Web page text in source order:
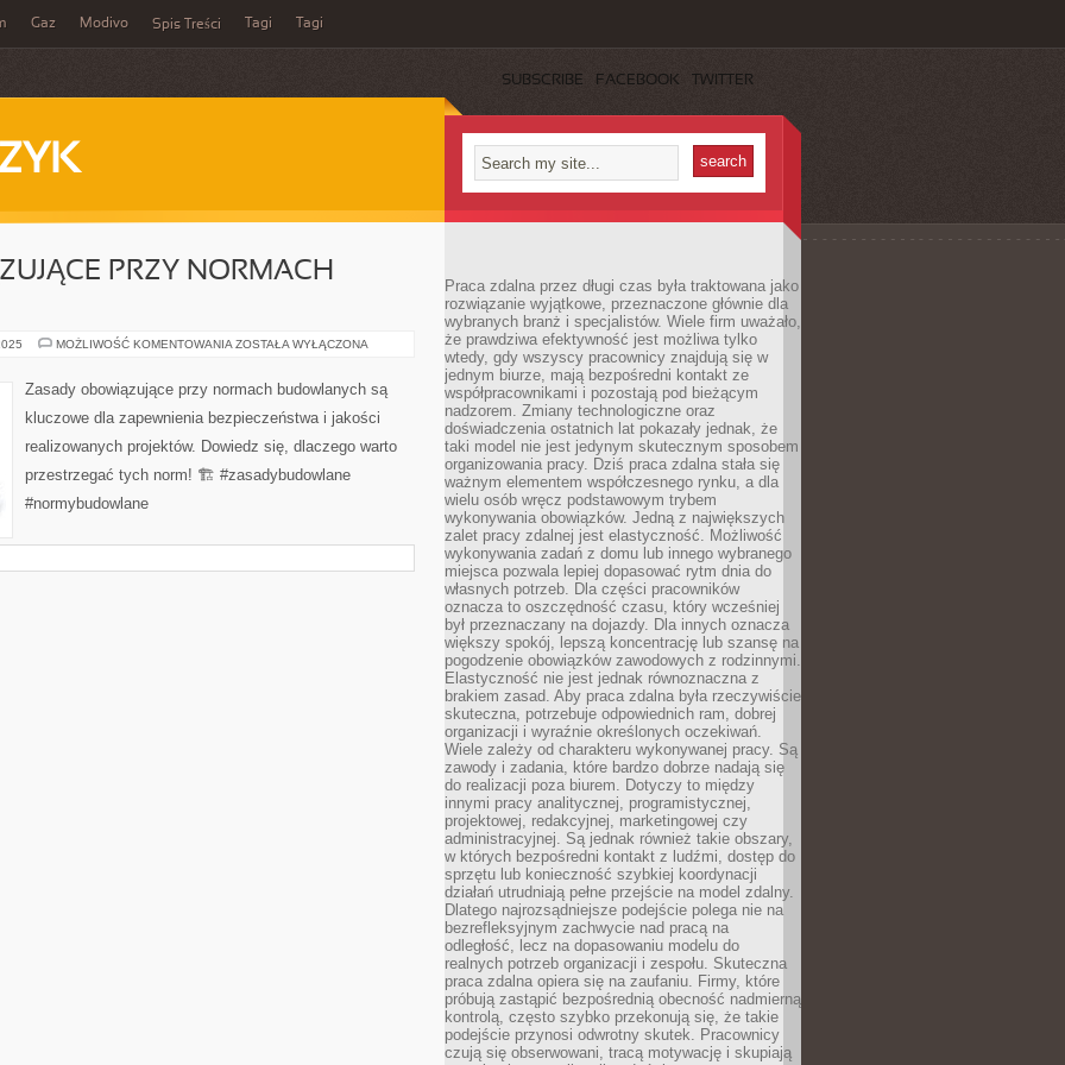
Gaz Modivo Spis Treści Tagi Tagi
SUBSCRIBE FACEBOOK TWITTER
PRZY NORMACH
MOŻLIWOŚĆ KOMENTOWANIA ZASADY
NORMACH
BUDOWLANYCH
ZOSTAŁA WYŁĄCZONA
Zasady obowiązujące przy normach budowlanych są
kluczowe dla zapewnienia bezpieczeństwa i jakości
realizowanych projektów. Dowiedz się, dlaczego warto
przestrzegać tych norm! 🏗️ #zasadybudowlane
#normybudowlane
Praca zdalna przez długi czas była traktowana jako
rozwiązanie wyjątkowe, przeznaczone głównie dla
wybranych branż i specjalistów. Wiele firm uważało,
że prawdziwa efektywność jest możliwa tylko
wtedy, gdy wszyscy pracownicy znajdują się w
jednym biurze, mają bezpośredni kontakt ze
współpracownikami i pozostają pod bieżącym
nadzorem. Zmiany technologiczne oraz
doświadczenia ostatnich lat pokazały jednak, że
taki model nie jest jedynym skutecznym sposobem
organizowania pracy. Dziś praca zdalna stała się
ważnym elementem współczesnego rynku, a dla
wielu osób wręcz podstawowym trybem
wykonywania obowiązków. Jedną z największych
zalet pracy zdalnej jest elastyczność. Możliwość
wykonywania zadań z domu lub innego wybranego
miejsca pozwala lepiej dopasować rytm dnia do
własnych potrzeb. Dla części pracowników
oznacza to oszczędność czasu, który wcześniej
był przeznaczany na dojazdy. Dla innych oznacza
większy spokój, lepszą koncentrację lub szansę na
pogodzenie obowiązków zawodowych z rodzinnymi.
Elastyczność nie jest jednak równoznaczna z
brakiem zasad. Aby praca zdalna była rzeczywiście
skuteczna, potrzebuje odpowiednich ram, dobrej
organizacji i wyraźnie określonych oczekiwań.
Wiele zależy od charakteru wykonywanej pracy. Są
zawody i zadania, które bardzo dobrze nadają się
do realizacji poza biurem. Dotyczy to między
innymi pracy analitycznej, programistycznej,
projektowej, redakcyjnej, marketingowej czy
administracyjnej. Są jednak również takie obszary,
w których bezpośredni kontakt z ludźmi, dostęp do
sprzętu lub konieczność szybkiej koordynacji
działań utrudniają pełne przejście na model zdalny.
Dlatego najrozsądniejsze podejście polega nie na
bezrefleksyjnym zachwycie nad pracą na
odległość, lecz na dopasowaniu modelu do
realnych potrzeb organizacji i zespołu. Skuteczna
praca zdalna opiera się na zaufaniu. Firmy, które
próbują zastąpić bezpośrednią obecność nadmierną
kontrolą, często szybko przekonują się, że takie
podejście przynosi odwrotny skutek. Pracownicy
czują się obserwowani, tracą motywację i skupiają